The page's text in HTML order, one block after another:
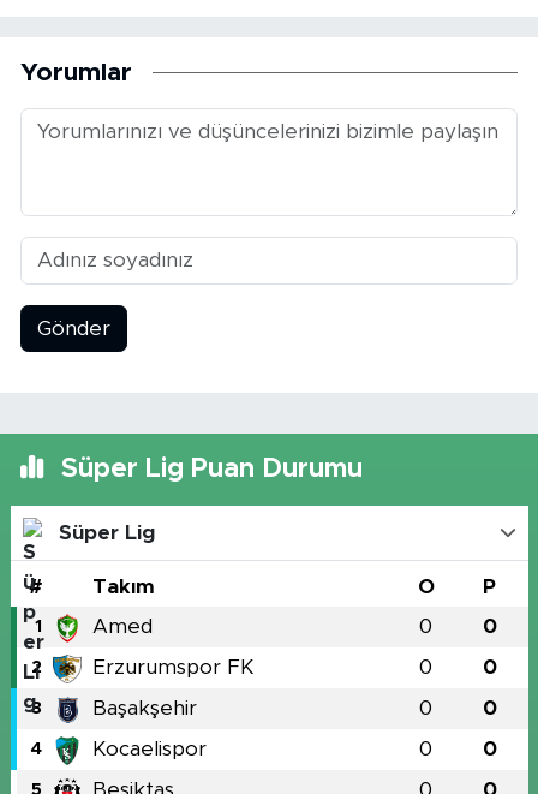
Yorumlar
Gönder
Süper Lig Puan Durumu
Süper Lig
# Takım O P
1 Amed 0 0
2 Erzurumspor FK 0 0
3 Başakşehir 0 0
4 Kocaelispor 0 0
5